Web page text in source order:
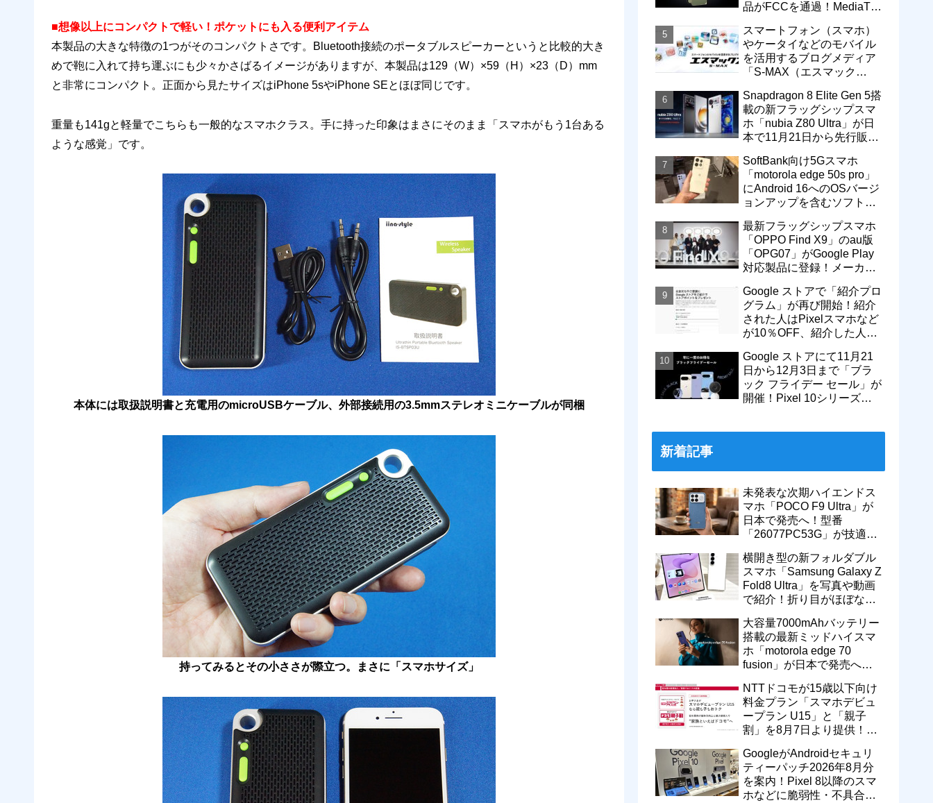
■想像以上にコンパクトで軽い！ポケットにも入る便利アイテム
本製品の大きな特徴の1つがそのコンパクトさです。Bluetooth接続のポータブルスピーカーというと比較的大き
めで鞄に入れて持ち運ぶにも少々かさばるイメージがありますが、本製品は129（W）×59（H）×23（D）mm
と非常にコンパクト。正面から見たサイズはiPhone 5sやiPhone SEとほぼ同じです。
重量も141gと軽量でこちらも一般的なスマホクラス。手に持った印象はまさにそのまま「スマホがもう1台ある
ような感覚」です。
本体には取扱説明書と充電用のmicroUSBケーブル、外部接続用の3.5mmステレオミニケーブルが同梱
持ってみるとその小ささが際立つ。まさに「スマホサイズ」
品がFCCを通過！MediaTek
スマートフォン（スマホ）
やケータイなどのモバイル
を活用するブログメディア
「S-MAX（エスマック
Snapdragon 8 Elite Gen 5搭
載の新フラッグシップスマ
ホ「nubia Z80 Ultra」が日
本で11月21日から先行販
SoftBank向け5Gスマホ
「motorola edge 50s pro」
にAndroid 16へのOSバージ
ョンアップを含むソフトウ
最新フラッグシップスマホ
「OPPO Find X9」のau版
「OPG07」がGoogle Play
対応製品に登録！メーカー
売へ
Google ストアで「紹介プロ
グラム」が再び開始！紹介
された人はPixelスマホなど
が10％OFF、紹介した人は
ト付与
Google ストアにて11月21
日から12月3日まで「ブラ
ック フライデー セール」が
開催！Pixel 10シリーズや
新着記事
未発表な次期ハイエンドス
マホ「POCO F9 Ultra」が
日本で発売へ！型番
「26077PC53G」が技適通
テリー搭載に
横開き型の新フォルダブル
スマホ「Samsung Galaxy Z
Fold8 Ultra」を写真や動画
で紹介！折り目がほぼない
ト】
大容量7000mAhバッテリー
搭載の最新ミッドハイスマ
ホ「motorola edge 70
fusion」が日本で発売へ！
過
NTTドコモが15歳以下向け
料金プラン「スマホデビュ
ープラン U15」と「親子
割」を8月7日より提供！親
550円割引に
GoogleがAndroidセキュリ
ティーパッチ2026年8月分
を案内！Pixel 8以降のスマ
ホなどに脆弱性・不具合の